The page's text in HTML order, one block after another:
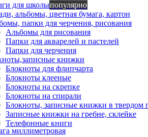
для школыпопулярно
альбомы, цветная бумага, картон
папки для черчения, рисования
Альбомы для рисования
Папки для акварелей и пастелей
Папки для черчения
книжки
Блокноты для флипчарта
Блокноты клееные
Блокноты на скрепке
Блокноты на спирали
Блокноты, записные книжки в твердом
Записные книжки на гребне, склейке
Телефонные книги
миллиметровая